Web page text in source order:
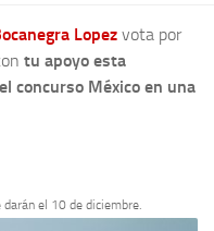
Lopez vota por
tu apoyo esta
concurso México en una
el 10 de diciembre.